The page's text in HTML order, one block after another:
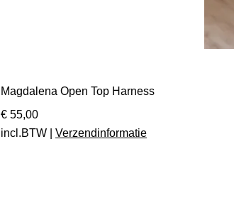
Magdalena Open Top Harness
€ 55,00Prijs
incl.BTW
Verzendinformatie